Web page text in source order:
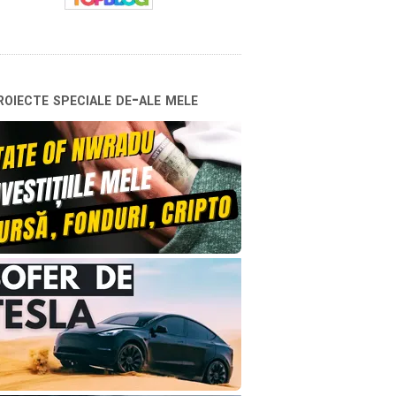
speciale de-ale mele